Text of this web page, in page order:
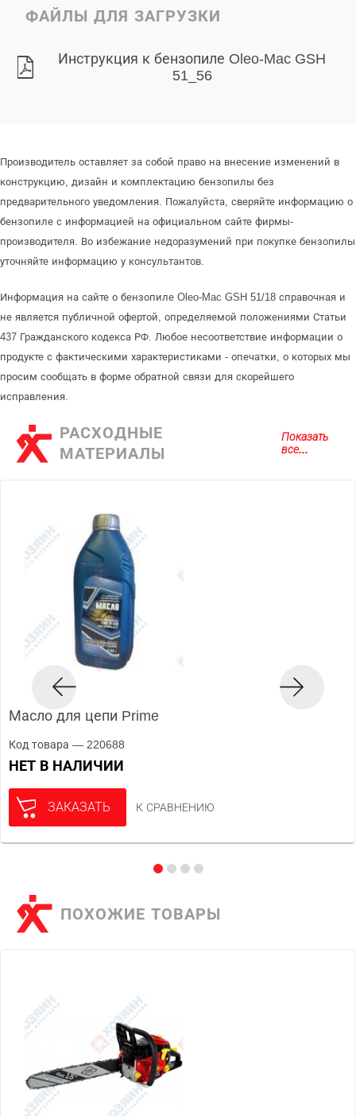
ФАЙЛЫ ДЛЯ ЗАГРУЗКИ
Инструкция к бензопиле Oleo-Mac GSH
51_56
Производитель оставляет за собой право на внесение изменений в
конструкцию, дизайн и комплектацию бензопилы без
предварительного уведомления. Пожалуйста, сверяйте информацию о
бензопиле с информацией на официальном сайте фирмы-
производителя. Во избежание недоразумений при покупке бензопилы
уточняйте информацию у консультантов.
Информация на сайте о бензопиле Oleo-Mac GSH 51/18 справочная и
не является публичной офертой, определяемой положениями Статьи
437 Гражданского кодекса РФ. Любое несоответствие информации о
продукте с фактическими характеристиками - опечатки, о которых мы
просим сообщать в форме обратной связи для скорейшего
исправления.
РАСХОДНЫЕ
МАТЕРИАЛЫ
Показать
все...
Масло для цепи Prime
Код товара — 220688
НЕТ В НАЛИЧИИ
ЗАКАЗАТЬ К СРАВНЕНИЮ
ПОХОЖИЕ ТОВАРЫ